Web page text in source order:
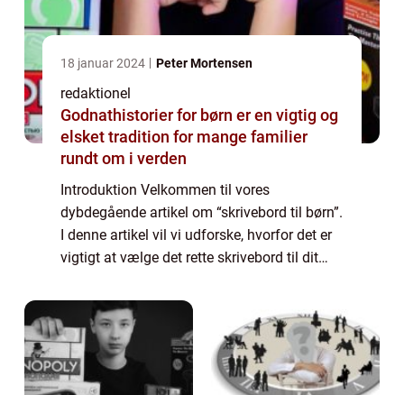
18 januar 2024 Peter Mortensen
redaktionel
Godnathistorier for børn er en vigtig og
elsket tradition for mange familier
rundt om i verden
Introduktion Velkommen til vores
dybdegående artikel om “skrivebord til børn”.
I denne artikel vil vi udforske, hvorfor det er
vigtigt at vælge det rette skrivebord til dit
under valget. Vi vil ...